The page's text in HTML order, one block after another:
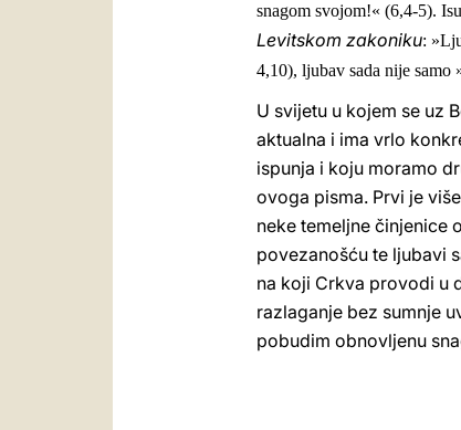
snagom svojom!« (6,4-5).
Levitskom zakoniku:
4,10), ljubav sada nije samo
U svijetu u kojem se uz
aktualna i ima vrlo
ispunja i koju moramo
ovoga pisma. Prvi je
neke temeljne činjenice
povezanošću te ljubavi
na koji Crkva provodi u
razlaganje bez sumnje
pobudim obnovljenu